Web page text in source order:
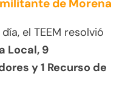
de Morena
el TEEM resolvió
Local, 9
y 1 Recurso de